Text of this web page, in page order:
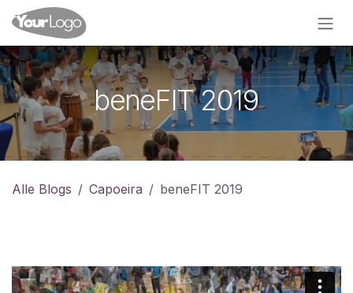
Zum Inhalt springen
beneFIT 2019
Alle Blogs Capoeira beneFIT 2019